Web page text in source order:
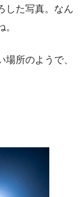
した写真。なん
所のようで、